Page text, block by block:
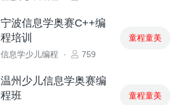
宁波信息学奥赛C++编
程培训
信息学少儿编程 · 759
童程童美
温州少儿信息学奥赛编
程班
童程童美